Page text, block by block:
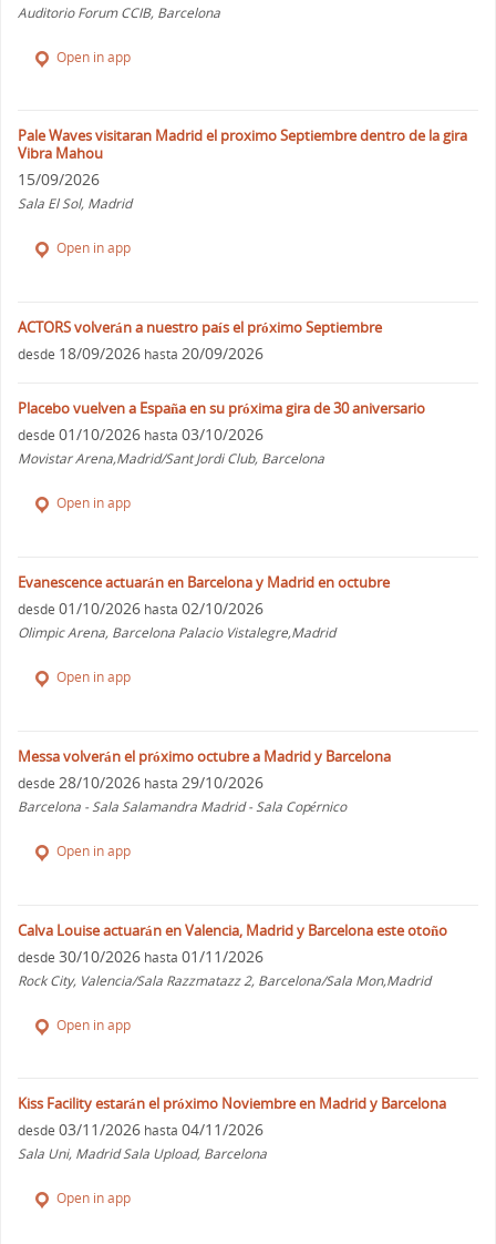
Auditorio Forum CCIB, Barcelona
Open in app
Pale Waves visitaran Madrid el proximo Septiembre dentro de la gira
Vibra Mahou
15/09/2026
Sala El Sol, Madrid
Open in app
ACTORS volverán a nuestro país el próximo Septiembre
desde 18/09/2026 hasta 20/09/2026
Placebo vuelven a España en su próxima gira de 30 aniversario
desde 01/10/2026 hasta 03/10/2026
Movistar Arena,Madrid/Sant Jordi Club, Barcelona
Open in app
Evanescence actuarán en Barcelona y Madrid en octubre
desde 01/10/2026 hasta 02/10/2026
Olimpic Arena, Barcelona Palacio Vistalegre,Madrid
Open in app
Messa volverán el próximo octubre a Madrid y Barcelona
desde 28/10/2026 hasta 29/10/2026
Barcelona - Sala Salamandra Madrid - Sala Copérnico
Open in app
Calva Louise actuarán en Valencia, Madrid y Barcelona este otoño
desde 30/10/2026 hasta 01/11/2026
Rock City, Valencia/Sala Razzmatazz 2, Barcelona/Sala Mon,Madrid
Open in app
Kiss Facility estarán el próximo Noviembre en Madrid y Barcelona
desde 03/11/2026 hasta 04/11/2026
Sala Uni, Madrid Sala Upload, Barcelona
Open in app